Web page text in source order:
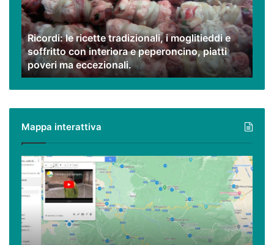
moglitieddi
e
soffritto
con
interiora
e
peperoncino,
ma
eccezionali.
Ricordi: le ricette tradizionali, i moglitieddi e
soffritto con interiora e peperoncino, piatti
poveri ma eccezionali.
Mappa interattiva
Cilento,
Vallo
di
Diano
ed
Alburni
(e